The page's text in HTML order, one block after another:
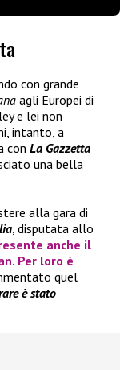
con grande
agli Europei di
e lei non
intanto, a
con La Gazzetta
una bella
alla gara di
, disputata allo
anche il
. Per loro è
quel
è stato